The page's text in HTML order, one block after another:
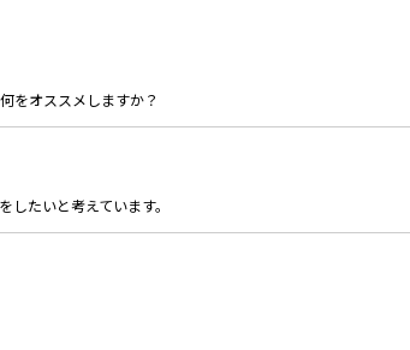
をオススメしますか？
したいと考えています。